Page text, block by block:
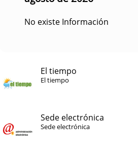
No existe Información
El tiempo
El tiempo
Sede electrónica
Sede electrónica